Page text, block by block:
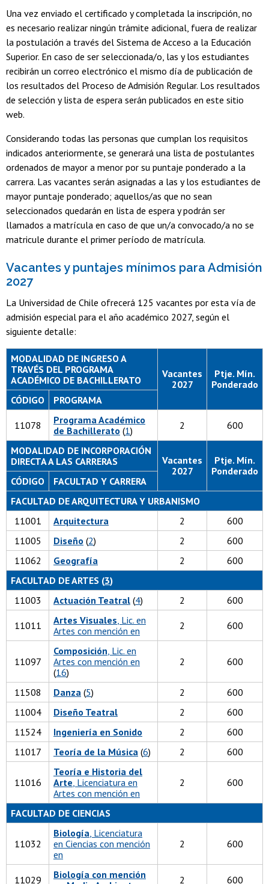
Una vez enviado el certificado y completada la inscripción, no
es necesario realizar ningún trámite adicional, fuera de realizar
la postulación a través del Sistema de Acceso a la Educación
Superior. En caso de ser seleccionada/o, las y los estudiantes
recibirán un correo electrónico el mismo día de publicación de
los resultados del Proceso de Admisión Regular. Los resultados
de selección y lista de espera serán publicados en este sitio
web.
Considerando todas las personas que cumplan los requisitos
indicados anteriormente, se generará una lista de postulantes
ordenados de mayor a menor por su puntaje ponderado a la
carrera. Las vacantes serán asignadas a las y los estudiantes de
mayor puntaje ponderado; aquellos/as que no sean
seleccionados quedarán en lista de espera y podrán ser
llamados a matrícula en caso de que un/a convocado/a no se
matricule durante el primer período de matrícula.
Vacantes y puntajes mínimos para Admisión
2027
La Universidad de Chile ofrecerá 125 vacantes por esta vía de
admisión especial para el año académico 2027, según el
siguiente detalle:
MODALIDAD DE INGRESO A
TRAVÉS DEL PROGRAMA
ACADÉMICO DE BACHILLERATO
Vacantes
2027
Ptje. Mín.
Ponderado
CÓDIGO
PROGRAMA
11078
Programa Académico
de Bachillerato (1) 2 600
MODALIDAD DE INCORPORACIÓN
DIRECTA A LAS CARRERAS
Vacantes
2027
Ptje. Mín.
Ponderado
CÓDIGO
FACULTAD Y CARRERA
FACULTAD DE ARQUITECTURA Y URBANISMO
11001
Arquitectura 2
600
11005
Diseño (2) 2
600
11062
Geografía 2
600
FACULTAD DE ARTES (3)
11003
Actuación Teatral (4) 2 600
11011 Artes Visuales, Lic. en
Artes con mención en
2 600
11097
Composición, Lic. en
Artes con mención en
(16)
2 600
11508 Danza (5) 2
600
11004
Diseño Teatral 2
600
11524
Ingeniería en Sonido 2
600
11017
Teoría de la Música (6) 2 600
11016
Teoría e Historia del
Arte, Licenciatura en
Artes con mención en
2 600
FACULTAD DE CIENCIAS
11032
Biología, Licenciatura
en Ciencias con mención
en
2 600
11029
Biología con mención
2 600